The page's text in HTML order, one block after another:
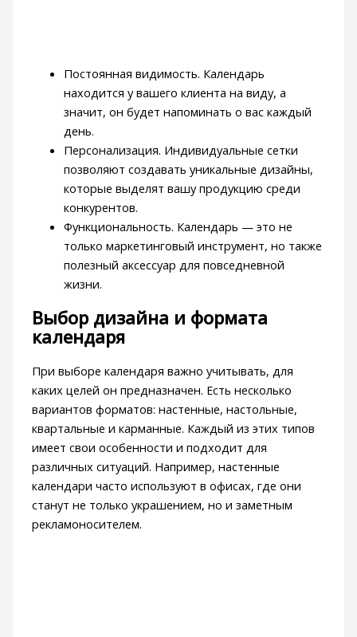
Постоянная видимость. Календарь
находится у вашего клиента на виду, а
значит, он будет напоминать о вас каждый
день.
Персонализация. Индивидуальные сетки
позволяют создавать уникальные дизайны,
которые выделят вашу продукцию среди
конкурентов.
Функциональность. Календарь — это не
только маркетинговый инструмент, но также
полезный аксессуар для повседневной
жизни.
Выбор дизайна и формата
календаря
При выборе календаря важно учитывать, для
каких целей он предназначен. Есть несколько
вариантов форматов: настенные, настольные,
квартальные и карманные. Каждый из этих типов
имеет свои особенности и подходит для
различных ситуаций. Например, настенные
календари часто используют в офисах, где они
станут не только украшением, но и заметным
рекламоносителем.